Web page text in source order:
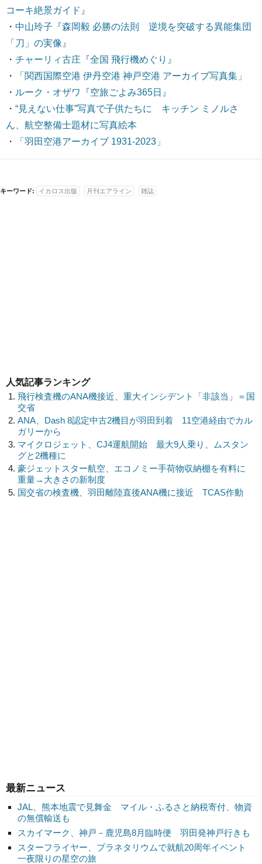
最新ニュース
JAL、熊本地震で見舞金 マイル・ふるさと納税寄付、物資
の無償輸送も
スカイマーク、神戸－鹿児島8月臨時便 羽田発神戸行きも
スターフライヤー、プラネタリウムで就航20周年イベント
一夜限りの星空の旅
コーキ絶景ガイド』
・ 中山玲子『森岡毅 必勝の法則 逆境を突破する異能集団
「刀」の実像』
・ チャーリィ古庄『全国 飛行機めぐり』
・
「関西国際空港 伊丹空港 神戸空港 アーカイブ写真集」
・ ルーク・オザワ『空旅ごよみ365日』
・ “見えない仕事”写真で子供たちに キッチン ミノルさ
ん、航空整備士題材に写真絵本
・
「羽田空港アーカイブ 1931-2023」
キーワード: イカロス出版 月刊エアライン 雑誌
人気記事ランキング
飛行検査機のANA機接近、重大インシデント「非該当」＝国
交省
ANA、Dash 8認定中古2機目が羽田到着 11空港経由でカル
ガリーから
マイクロジェット、CJ4運航開始 最大9人乗り、ムスタン
グと2機種に
豪ジェットスター航空、エコノミー手荷物収納棚を有料に
重量→大きさの新制度
国交省の検査機、羽田離陸直後ANA機に接近 TCAS作動